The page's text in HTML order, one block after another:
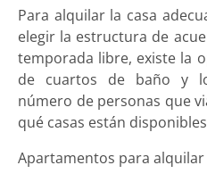
Para alquilar la casa
elegir la estructura de
temporada libre, existe la
de cuartos de baño y
número de personas que
qué casas están
Apartamentos para alquilar